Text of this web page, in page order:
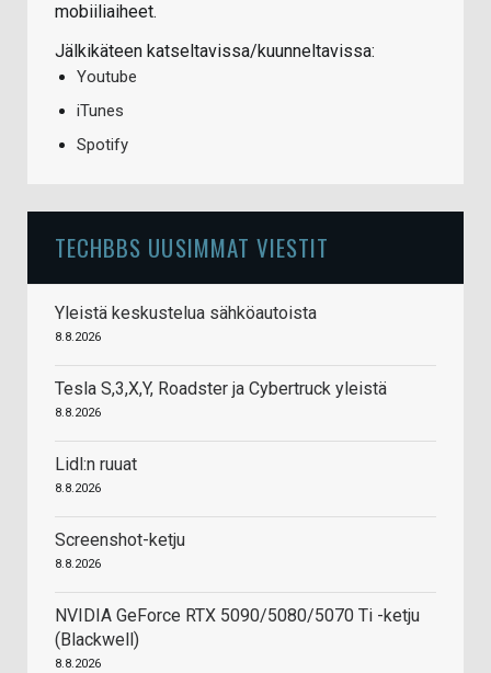
mobiiliaiheet.
Jälkikäteen katseltavissa/kuunneltavissa:
Youtube
iTunes
Spotify
TECHBBS UUSIMMAT VIESTIT
Yleistä keskustelua sähköautoista
8.8.2026
Tesla S,3,X,Y, Roadster ja Cybertruck yleistä
8.8.2026
Lidl:n ruuat
8.8.2026
Screenshot-ketju
8.8.2026
NVIDIA GeForce RTX 5090/5080/5070 Ti -ketju
(Blackwell)
8.8.2026